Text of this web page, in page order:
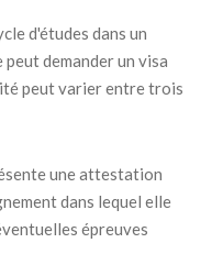
d'études dans un
demander un visa
peut varier entre trois
une attestation
dans lequel elle
épreuves